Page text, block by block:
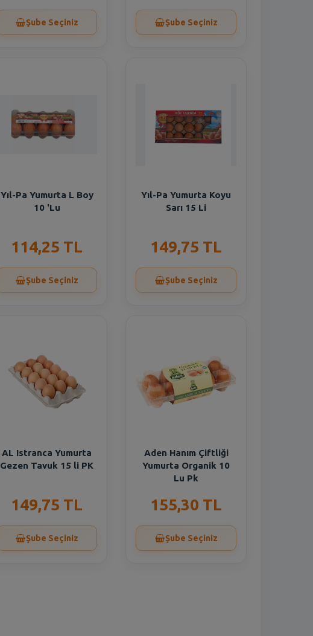
Şube Seçiniz Şube Seçiniz
Yıl-Pa Yumurta L Boy
10 'Lu
114,25 TL
Şube Seçiniz
Yıl-Pa Yumurta Koyu
Sarı 15 Li
149,75 TL
Şube Seçiniz
AL Istranca Yumurta
Gezen Tavuk 15 li PK
149,75 TL
Şube Seçiniz
Aden Hanım Çiftliği
Yumurta Organik 10
Lu Pk
155,30 TL
Şube Seçiniz